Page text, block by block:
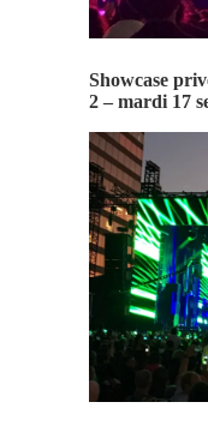
Showcase
2 – mardi 17